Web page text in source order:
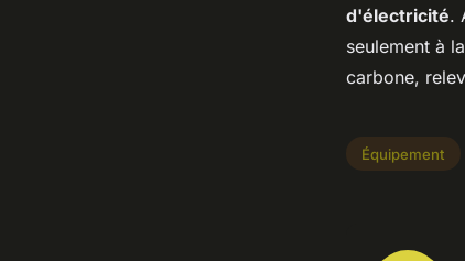
d'électricité.
seulement à
carbone,
Équipement